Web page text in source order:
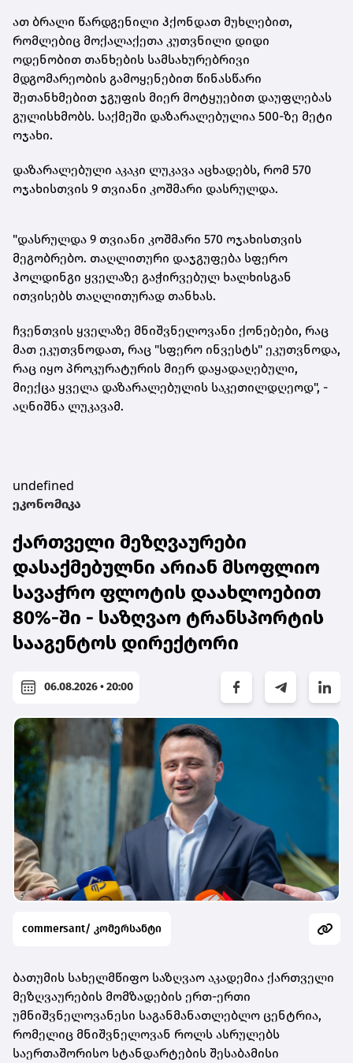
ათ ბრალი წარდგენილი ჰქონდათ მუხლებით,
რომლებიც მოქალაქეთა კუთვნილი დიდი
ოდენობით თანხების სამსახურებრივი
მდგომარეობის გამოყენებით წინასწარი
შეთანხმებით ჯგუფის მიერ მოტყუებით დაუფლებას
გულისხმობს. საქმეში დაზარალებულია 500-ზე მეტი
ოჯახი.
დაზარალებული აკაკი ლუკავა აცხადებს, რომ 570
ოჯახისთვის 9 თვიანი კოშმარი დასრულდა.
"დასრულდა 9 თვიანი კოშმარი 570 ოჯახისთვის
მეგობრებო. თაღლითური დაჯგუფება სფერო
ჰოლდინგი ყველაზე გაჭირვებულ ხალხისგან
ითვისებს თაღლითურად თანხას.
ჩვენთვის ყველაზე მნიშვნელოვანი ქონებები, რაც
მათ ეკუთვნოდათ, რაც "სფერო ინვესტს" ეკუთვნოდა,
რაც იყო პროკურატურის მიერ დაყადაღებული,
მიექცა ყველა დაზარალებულის საკეთილდღეოდ", -
აღნიშნა ლუკავამ.
undefined
ეკონომიკა
ქართველი მეზღვაურები
დასაქმებულნი არიან მსოფლიო
სავაჭრო ფლოტის დაახლოებით
80%-ში - საზღვაო ტრანსპორტის
სააგენტოს დირექტორი
06.08.2026 • 20:00
commersant/ კომერსანტი
ბათუმის სახელმწიფო საზღვაო აკადემია ქართველი
მეზღვაურების მომზადების ერთ-ერთი
უმნიშვნელოვანესი საგანმანათლებლო ცენტრია,
რომელიც მნიშვნელოვან როლს ასრულებს
საერთაშორისო სტანდარტების შესაბამისი